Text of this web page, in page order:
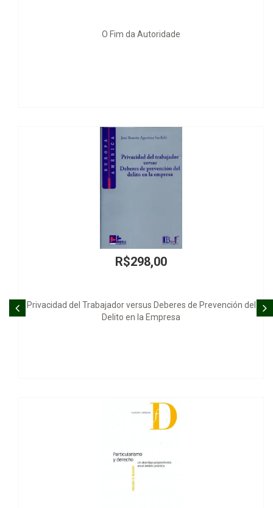
versus Deberes de Prevención del
Delito en la Empresa